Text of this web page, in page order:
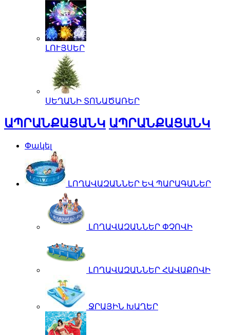
ԼՈՒՅՍԵՐ
ՍԵՂԱՆԻ ՏՈՆԱԾԱՌԵՐ
ԱՊՐԱՆՔԱՑԱՆԿ ԱՊՐԱՆՔԱՑԱՆԿ
Փակել
ԼՈՂԱՎԱԶԱՆՆԵՐ ԵՎ ՊԱՐԱԳԱՆԵՐ
ԼՈՂԱՎԱԶԱՆՆԵՐ ՓՉՈՎԻ
ԼՈՂԱՎԱԶԱՆՆԵՐ ՀԱՎԱՔՈՎԻ
ՋՐԱՅԻՆ ԽԱՂԵՐ